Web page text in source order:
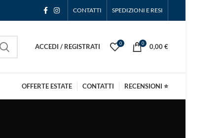
CONTATTI SPEDIZIONI E RESI
ACCEDI / REGISTRATI 0 0 0,00€
OFFERTE ESTATE CONTATTI RECENSIONI ⭐